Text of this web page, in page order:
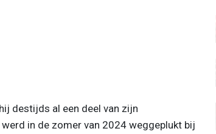
destijds al een deel van zijn
in de zomer van 2024 weggeplukt bij